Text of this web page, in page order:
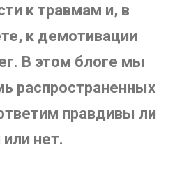
к травмам и, в
к демотивации
В этом блоге мы
распространенных
правдивы ли
или нет.